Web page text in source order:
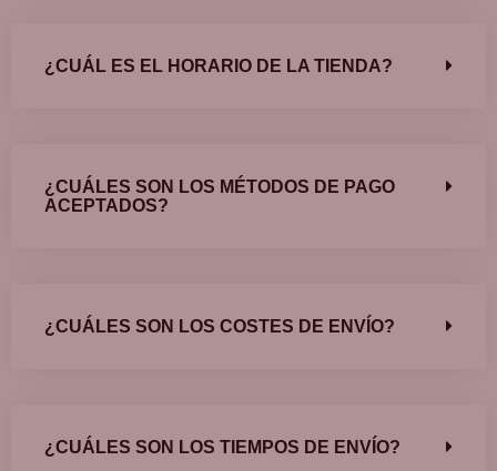
¿CUÁL ES EL HORARIO DE LA TIENDA?
¿CUÁLES SON LOS MÉTODOS DE PAGO
ACEPTADOS?
¿CUÁLES SON LOS COSTES DE ENVÍO?
¿CUÁLES SON LOS TIEMPOS DE ENVÍO?